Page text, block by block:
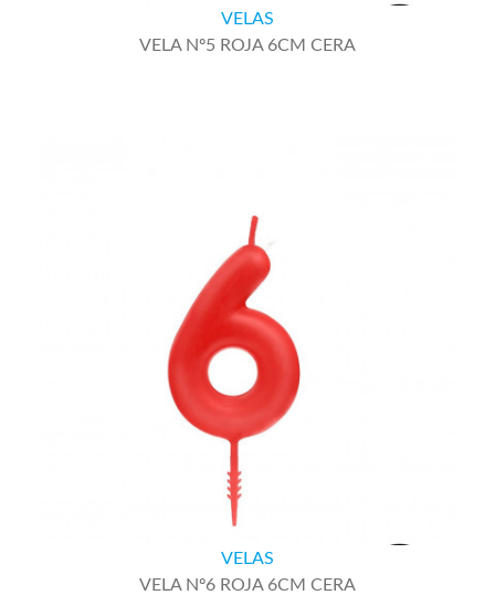
VELA Nº5 ROJA 6CM CERA
VELAS
VELA Nº6 ROJA 6CM CERA